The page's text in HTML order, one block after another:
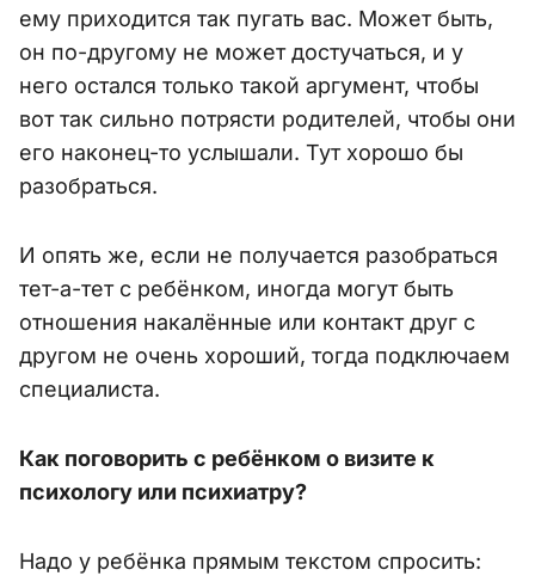
ему приходится так пугать вас. Может быть,
он по-другому не может достучаться, и у
него остался только такой аргумент, чтобы
вот так сильно потрясти родителей, чтобы они
его наконец-то услышали. Тут хорошо бы
разобраться.
И опять же, если не получается разобраться
тет-а-тет с ребёнком, иногда могут быть
отношения накалённые или контакт друг с
другом не очень хороший, тогда подключаем
специалиста.
Как поговорить с ребёнком о визите к
психологу или психиатру?
Надо у ребёнка прямым текстом спросить: